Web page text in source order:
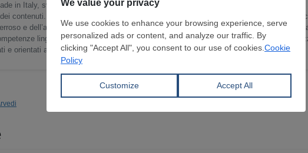
in Italy, sviluppando un percorso formativo orientato alla comunicazione specialistica,
contenuti. In SteelOrbis ricopro il ruolo di Market Intelligence & Content Specialist,
e dell’acciaio, con particolare attenzione ai mercati del Sudest asiatico quali
linguistiche, traduzione specialistica, analisi di mercato e monitoraggio dei
e orientati alla lettura delle dinamiche dell’industria siderurgica e delle materie prime.